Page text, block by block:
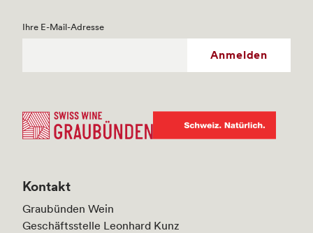
Ihre E-Mail-Adresse
Anmelden
Kontakt
Graubünden Wein
Geschäftsstelle Leonhard Kunz